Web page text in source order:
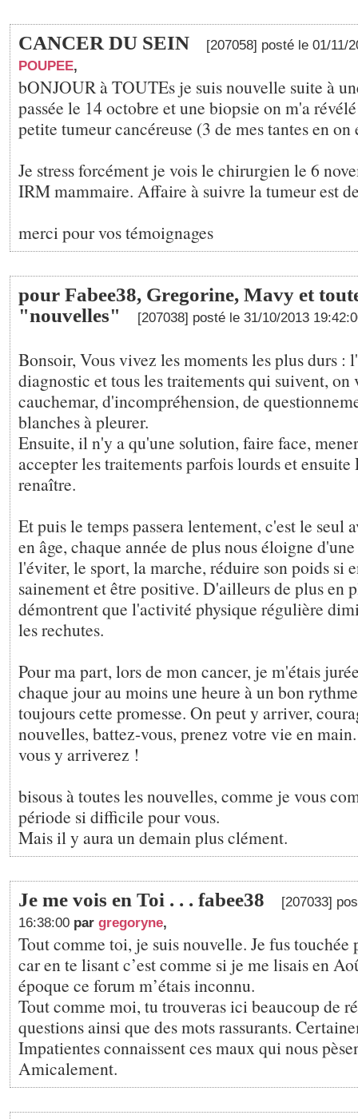
CANCER DU SEIN
[207058] posté le 01/11/
POUPEE,
bONJOUR à TOUTEs je suis nouvelle suite à
passée le 14 octobre et une biopsie on m'a
petite tumeur cancéreuse (3 de mes tantes en on
Je stress forcément je vois le chirurgien le 6
IRM mammaire. Affaire à suivre la tumeur est
merci pour vos témoignages
pour Fabee38, Gregorine, Mavy et
"nouvelles"
[207038] posté le 31/10/2013
Bonsoir, Vous vivez les moments les plus durs :
diagnostic et tous les traitements qui suivent, on
cauchemar, d'incompréhension, de
blanches à pleurer.
Ensuite, il n'y a qu'une solution, faire face,
accepter les traitements parfois lourds et
renaître.
Et puis le temps passera lentement, c'est le seul
en âge, chaque année de plus nous éloigne
l'éviter, le sport, la marche, réduire son poids si
sainement et être positive. D'ailleurs de plus en
démontrent que l'activité physique régulière
les rechutes.
Pour ma part, lors de mon cancer, je m'étais
chaque jour au moins une heure à un bon
toujours cette promesse. On peut y arriver,
nouvelles, battez-vous, prenez votre vie en
vous y arriverez !
bisous à toutes les nouvelles, comme je vous
période si difficile pour vous.
Mais il y aura un demain plus clément.
Je me vois en Toi . . . fabee38
[207033]
16:38:00 par gregoryne,
Tout comme toi, je suis nouvelle. Je fus touchée
car en te lisant c’est comme si je me lisais en
époque ce forum m’étais inconnu.
Tout comme moi, tu trouveras ici beaucoup de
questions ainsi que des mots rassurants.
Impatientes connaissent ces maux qui nous
Amicalement.